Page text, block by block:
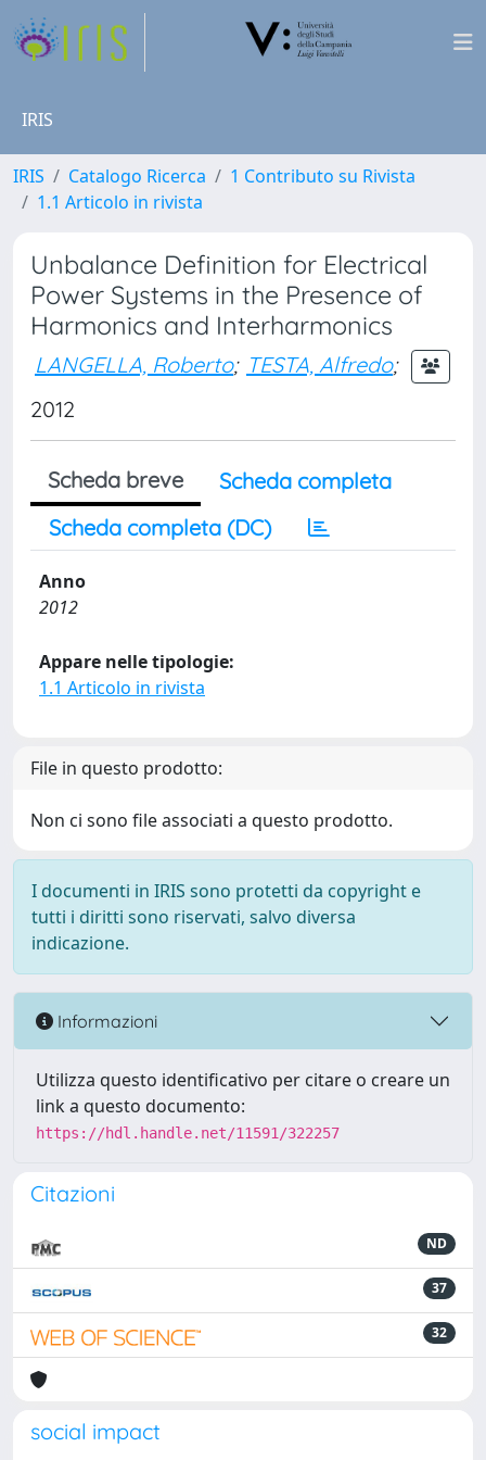
IRIS
IRIS Catalogo Ricerca
1 Contributo su Rivista
1.1 Articolo in rivista
Unbalance Definition for Electrical
Power Systems in the Presence of
Harmonics and Interharmonics
LANGELLA, Roberto; TESTA, Alfredo;
2012
Scheda breve
Scheda completa
Scheda completa (DC)
Anno
2012
Appare nelle tipologie:
1.1 Articolo in rivista
File in questo prodotto:
Non ci sono file associati a questo prodotto.
I documenti in IRIS sono protetti da copyright e
tutti i diritti sono riservati, salvo diversa
indicazione.
Informazioni
Utilizza questo identificativo per citare o creare un
link a questo documento:
https://hdl.handle.net/11591/322257
Citazioni
ND
37
32
social impact